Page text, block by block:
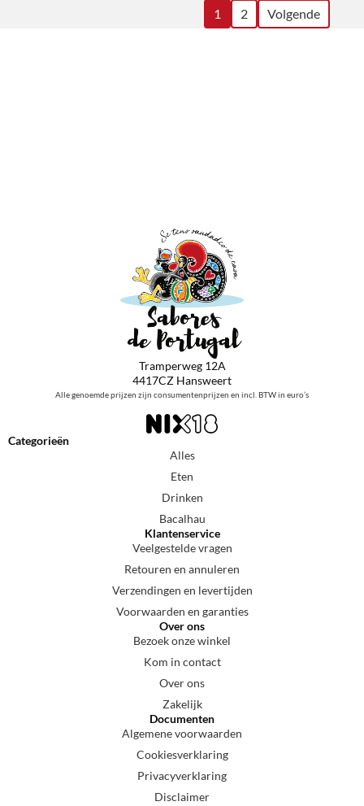
1 2 Volgende
Tramperweg 12A
4417CZ Hansweert
Alle genoemde prijzen zijn consumentenprijzen en incl. BTW in euro’s
Categorieën
Alles
Eten
Drinken
Bacalhau
Klantenservice
Veelgestelde vragen
Retouren en annuleren
Verzendingen en levertijden
Voorwaarden en garanties
Over ons
Bezoek onze winkel
Kom in contact
Over ons
Zakelijk
Documenten
Algemene voorwaarden
Cookiesverklaring
Privacyverklaring
Disclaimer